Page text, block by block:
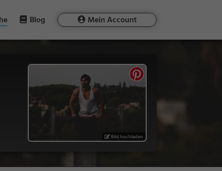
Blog Mein Account
Bild hochladen